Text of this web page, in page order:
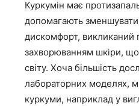
Куркумін має
допомагають
дискомфорт, викликаний
захворюванням шкіри,
світу. Хоча більшість
лабораторних моделях,
куркуми, наприклад у